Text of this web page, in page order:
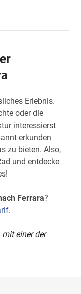
Erlebnis.
oder die
interessierst
erkunden
zu bieten. Also,
und entdecke
Ferrara?
.
einer der